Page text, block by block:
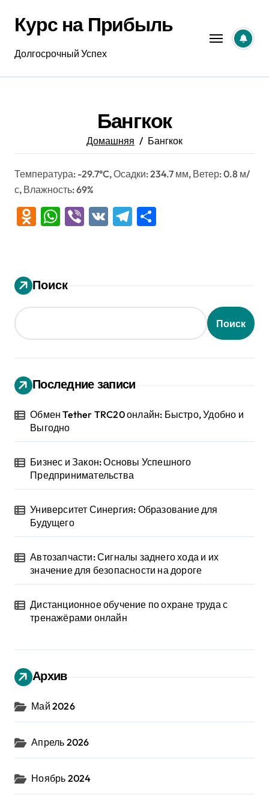
содержанию
Курс на Прибыль
Долгосрочный Успех
Бангкок
Домашняя Бангкок
Температура: -29.7°C, Осадки: 234.7 мм, Ветер: 0.8 м/
с, Влажность: 69%
Odnoklassniki
WhatsApp
Viber
VK Telegram
Поиск
Поиск
Последние записи
Обмен Tether TRC20 онлайн: Быстро, Удобно и
Выгодно
Бизнес и Закон: Основы Успешного
Предпринимательства
Университет Синергия: Образование для
Будущего
Автозапчасти: Сигналы заднего хода и их
значение для безопасности на дороге
Дистанционное обучение по охране труда с
тренажёрами онлайн
Архив
Май 2026
Апрель 2026
Ноябрь 2024